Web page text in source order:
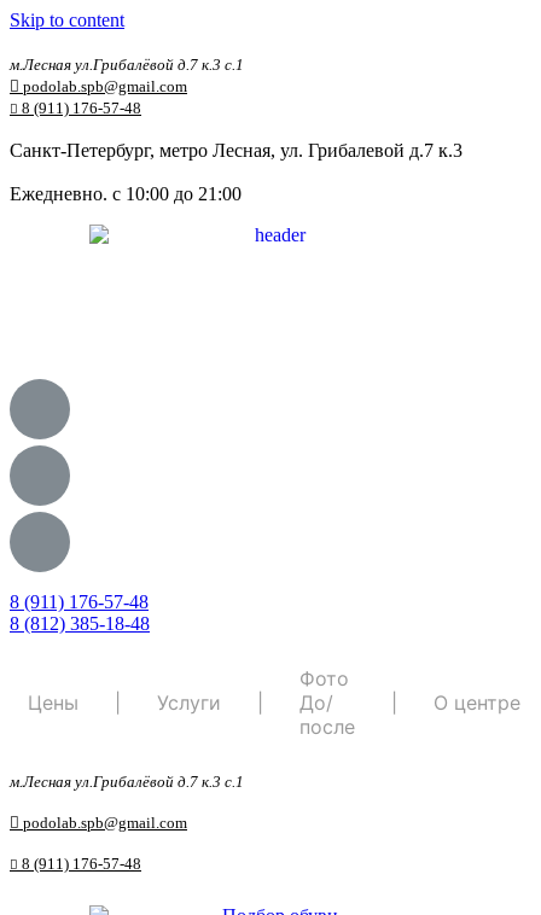
Skip to content
м.Лесная ул.Грибалёвой д.7 к.3 с.1
podolab.spb@gmail.com
8 (911) 176-57-48
Санкт-Петербург, метро Лесная, ул. Грибалевой д.7 к.3
Ежедневно. с 10:00 до 21:00
8 (911) 176-57-48
8 (812) 385-18-48
Цены Услуги
Фото
До/
после
О центре
м.Лесная ул.Грибалёвой д.7 к.3 с.1
podolab.spb@gmail.com
8 (911) 176-57-48